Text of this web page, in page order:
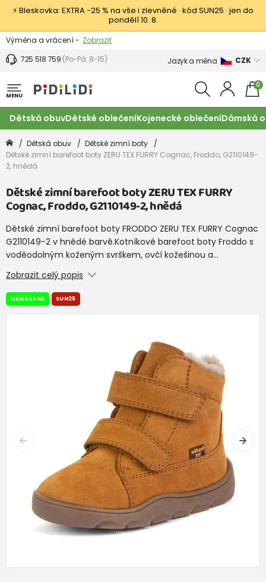
⚡ Bleskovka: EXTRA −25 % na vše i zlevněné · kód SUN25 · jen do
pondělí 10. 8.
Výměna a vrácení - Zobrazit
Sleva 100 Kč na první nákup -
725 518 759 (Po-Pá: 8-15) Jazyk a měna CZK
MENU
0
Dětská obuvDětské oblečeníKojenecké oblečeníDámská
Dětská obuv
Dětské zimní boty
Dětské zimní barefoot boty ZERU TEX FURRY Cognac, Froddo, G2110149-
2, hnědá
Dětské zimní barefoot boty ZERU TEX FURRY
Cognac, Froddo, G2110149-2, hnědá
Dětské zimní barefoot boty FRODDO ZERU TEX FURRY Cognac
G2110149-2 v hnědé barvě.Kotníkové barefoot boty Froddo s
voděodolným koženým svrškem, ovčí kožešinou a…
Zobrazit celý popis
MEMBRÁNA SUN25